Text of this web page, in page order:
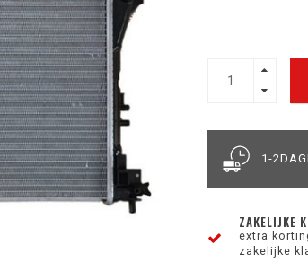
1-
ZAKELIJKE
extra
zakelijke